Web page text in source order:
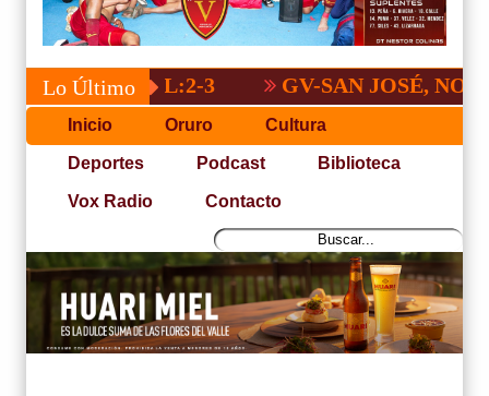
Lo Último GV-SAN JOSÉ, NO PUDO
Inicio Oruro Cultura
Deportes Podcast Biblioteca
Vox Radio Contacto